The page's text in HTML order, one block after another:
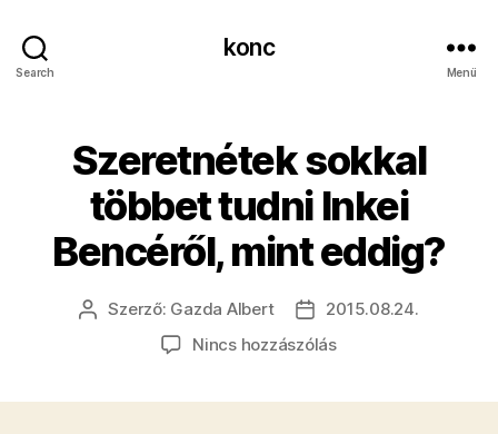
Search
konc
Menü
Szeretnétek sokkal
többet tudni Inkei
Bencéről, mint eddig?
Bejegyzés
Szerző: Gazda Albert
Bejegyzés
dátuma
2015.08.24.
Nincs hozzászólása(z)